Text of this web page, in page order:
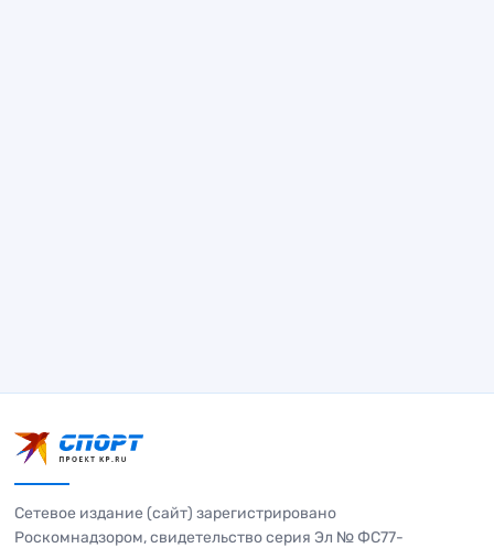
Сетевое издание (сайт) зарегистрировано
Роскомнадзором, свидетельство серия Эл № ФС77-